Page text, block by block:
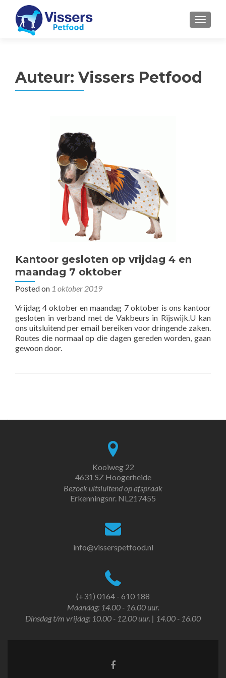
MENU
Auteur: Vissers Petfood
Kantoor gesloten op vrijdag 4 en
maandag 7 oktober
Posted on 1 oktober 2019
Vrijdag 4 oktober en maandag 7 oktober is ons kantoor
gesloten in verband met de Vakbeurs in Rijswijk.U kan
ons uitsluitend per email bereiken voor dringende zaken.
Routes die normaal op die dagen gereden worden, gaan
gewoon door.
Kooiweg 22
4631 SZ Hoogerheide
Bezoek uitsluitend op afspraak
Erkenningsnr. NL217455
info@visserspetfood.nl
(+31) 0164 - 610 188
Maandag: 14.00 - 16.00 uur.
Dinsdag t/m vrijdag: 10.00 - 12.00 uur. | 14.00 - 16.00